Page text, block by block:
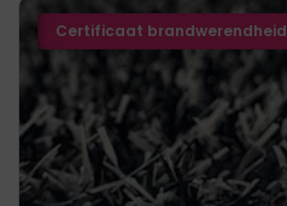
Certificaat brandwerendheid